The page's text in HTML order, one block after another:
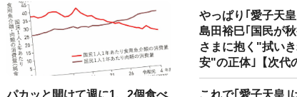
パカッと開けて週に1、2個食べ
やっぱり｢愛子天
島田裕巳｢国民が
さまに抱く"拭い
安"の正体｣【次代
これで｢愛子天皇｣